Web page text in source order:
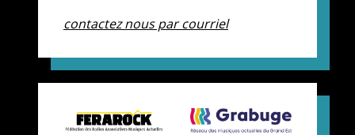
contactez nous par courriel